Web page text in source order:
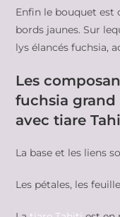
Enfin le bouquet est
bords jaunes. Sur
lys élancés fuchsia,
Les
fuchsia grand
avec tiare
La base et les liens
Les pétales, les